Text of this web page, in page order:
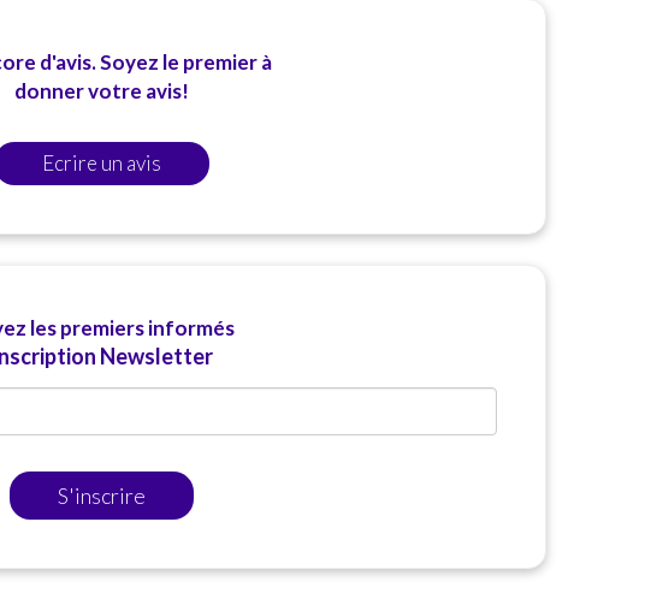
d'avis. Soyez le premier à
donner votre avis!
Ecrire un avis
les premiers informés
Newsletter
S'inscrire